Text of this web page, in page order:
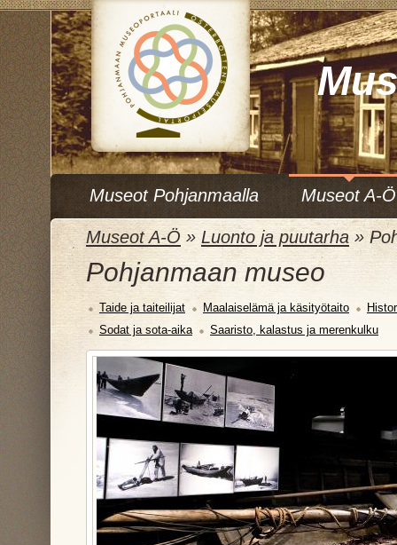
Museot Pohjanmaalla Museot A-Ö
Museot A-Ö » Luonto ja puutarha »
Pohjanmaan museo
Taide ja taiteilijat Maalaiselämä ja käsityötaito
Sodat ja sota-aika
Saaristo, kalastus ja merenkulku